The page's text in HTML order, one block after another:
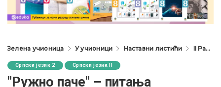
Зелена учионица У учионици Наставни листићи II Разред
Српски језик 2 Српски језик II
"Ружно паче" – питања